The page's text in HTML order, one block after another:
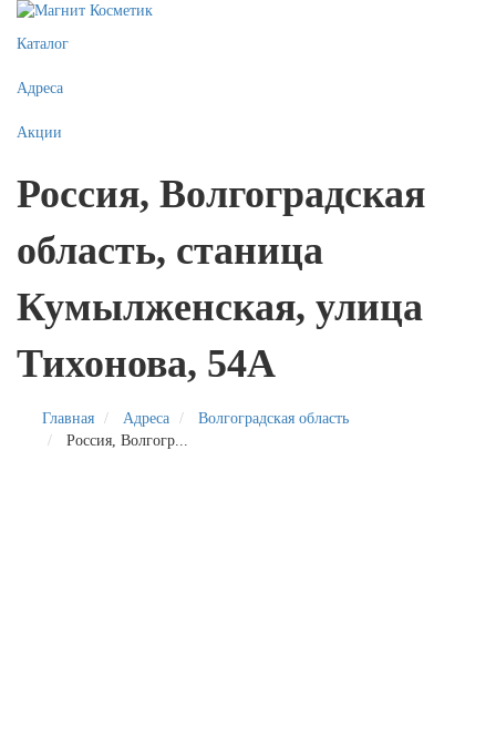
Каталог
Адреса
Акции
Россия, Волгоградская
область, станица
Кумылженская, улица
Тихонова, 54А
Главная Адреса
Волгоградская область
Россия, Волгогр...